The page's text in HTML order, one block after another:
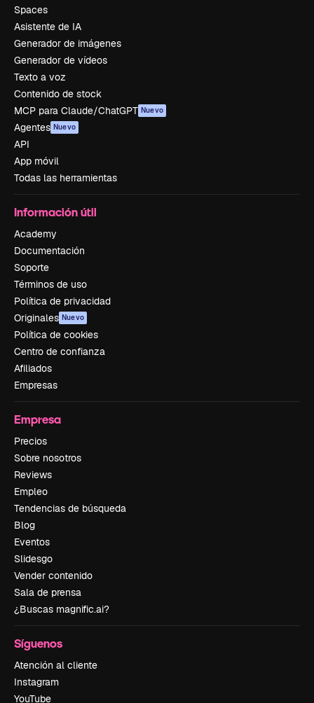
Spaces
Asistente de IA
Generador de imágenes
Generador de vídeos
Texto a voz
Contenido de stock
MCP para Claude/ChatGPT Nuevo
Agentes Nuevo
API
App móvil
Todas las herramientas
Información útil
Academy
Documentación
Soporte
Términos de uso
Política de privacidad
Originales Nuevo
Política de cookies
Centro de confianza
Afiliados
Empresas
Empresa
Precios
Sobre nosotros
Reviews
Empleo
Tendencias de búsqueda
Blog
Eventos
Slidesgo
Vender contenido
Sala de prensa
¿Buscas magnific.ai?
Síguenos
Atención al cliente
Instagram
YouTube